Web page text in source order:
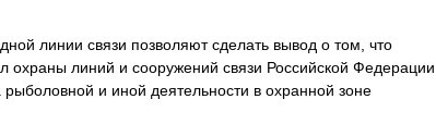
линии связи позволяют сделать вывод о том, что
линий и сооружений связи Российской Федерации
рыболовной и иной деятельности в охранной зоне